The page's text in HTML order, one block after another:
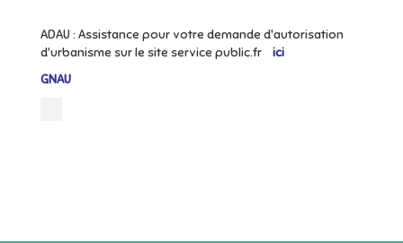
ADAU : Assistance pour votre demande d'autorisation
d'urbanisme sur le site service public.fr ici
GNAU